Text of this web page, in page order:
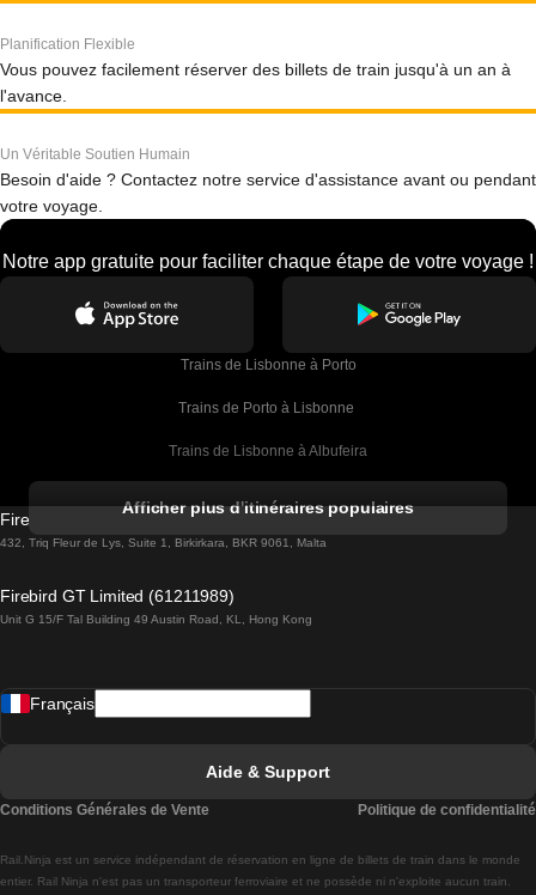
Planification Flexible
Vous pouvez facilement réserver des billets de train jusqu'à un an à
l'avance.
Un Véritable Soutien Humain
Besoin d'aide ? Contactez notre service d'assistance avant ou pendant
votre voyage.
Notre app gratuite pour faciliter chaque étape de votre voyage !
Trains de Lisbonne à Porto
Trains de Porto à Lisbonne
Trains de Lisbonne à Albufeira
Trains de Lisbonne à Lagos
Trains de Lisbonne à Madrid
Trains de Lisbonne à Braga
Afficher plus d'itinéraires populaires
Firebird GT Limited (OC 1451)
432, Triq Fleur de Lys, Suite 1, Birkirkara, BKR 9061, Malta
Firebird GT Limited (61211989)
Unit G 15/F Tal Building 49 Austin Road, KL, Hong Kong
Rail.Ninja est un service indépendant de réservation en ligne de billets de train dans le monde
entier. Rail Ninja n'est pas un transporteur ferroviaire et ne possède ni n'exploite aucun train.
Français
Aide & Support
Conditions Générales de Vente Politique de confidentialité